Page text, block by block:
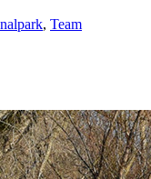
, Team